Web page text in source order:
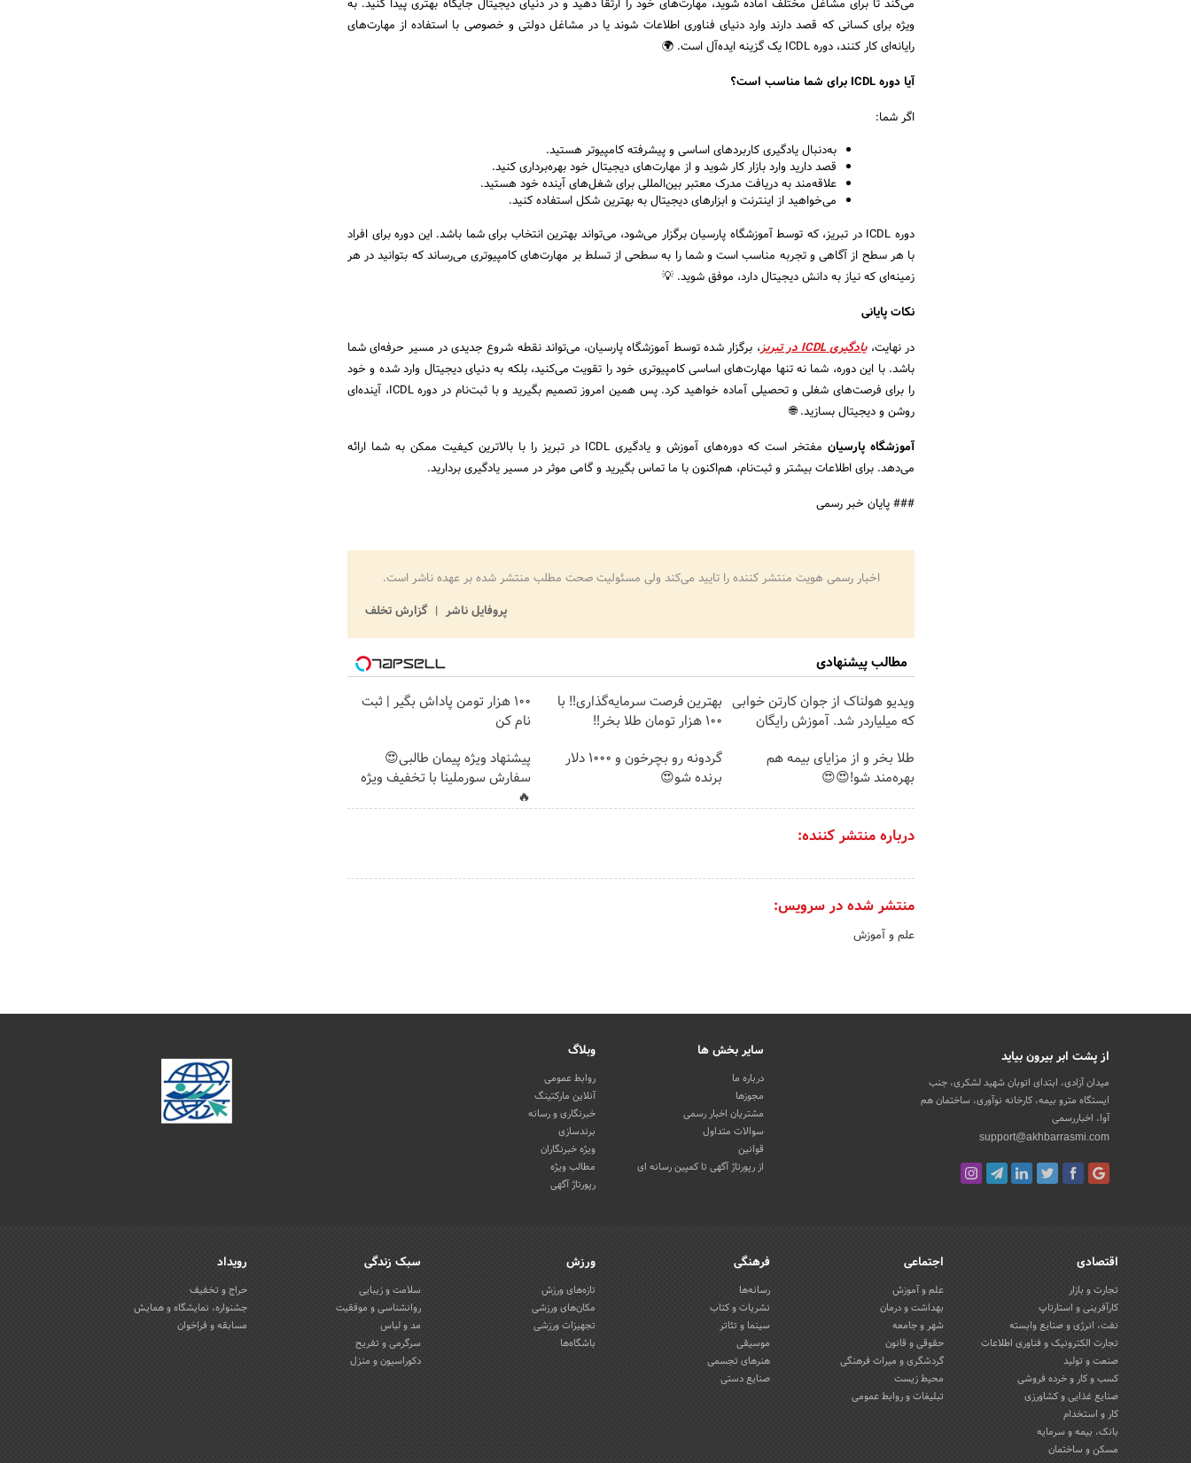
می‌کند تا برای مشاغل مختلف آماده شوید، مهارت‌های خود را ارتقا دهید و در دنیای دیجیتال جایگاه بهتری پیدا کنید. به
ویژه برای کسانی که قصد دارند وارد دنیای فناوری اطلاعات شوند یا در مشاغل دولتی و خصوصی با استفاده از مهارت‌های
رایانه‌ای کار کنند، دوره ICDL یک گزینه ایده‌آل است. 🌍
آیا دوره
برای شما مناسب است؟
اگر شما:
به‌دنبال یادگیری کاربردهای اساسی و پیشرفته کامپیوتر هستید.
قصد دارید وارد بازار کار شوید و از مهارت‌های دیجیتال خود بهره‌برداری کنید.
علاقه‌مند به دریافت مدرک معتبر بین‌المللی برای شغل‌های آینده خود هستید.
می‌خواهید از اینترنت و ابزارهای دیجیتال به بهترین شکل استفاده کنید.
دوره ICDL در تبریز، که توسط آموزشگاه پارسیان برگزار می‌شود، می‌تواند بهترین انتخاب برای شما باشد. این دوره برای افراد
با هر سطح از آگاهی و تجربه مناسب است و شما را به سطحی از تسلط بر مهارت‌های کامپیوتری می‌رساند که بتوانید در هر
زمینه‌ای که نیاز به دانش دیجیتال دارد، موفق شوید. 💡
نکات پایانی
در نهایت،یادگیری ICDL در تبریز
، برگزار شده توسط آموزشگاه پارسیان، می‌تواند نقطه شروع جدیدی در مسیر حرفه‌ای شما
باشد. با این دوره، شما نه تنها مهارت‌های اساسی کامپیوتری خود را تقویت می‌کنید، بلکه به دنیای دیجیتال وارد شده و خود
را برای فرصت‌های شغلی و تحصیلی آماده خواهید کرد. پس همین امروز تصمیم بگیرید و با ثبت‌نام در دوره ICDL، آینده‌ای
روشن و دیجیتال بسازید. 🌐
آموزشگاه پارسیان
مفتخر است که دوره‌های آموزش و یادگیری ICDL در تبریز را با بالاترین کیفیت ممکن به شما ارائه
می‌دهد. برای اطلاعات بیشتر و ثبت‌نام، هم‌اکنون با ما تماس بگیرید و گامی موثر در مسیر یادگیری بردارید.
### پایان خبر رسمی
اخبار رسمی هویت منتشر کننده را تایید می‌کند ولی مسئولیت صحت مطلب منتشر شده بر عهده ناشر است.
پروفایل ناشر
گزارش تخلف
مطالب پیشنهادی
ویدیو هولناک از جوان کارتن خوابی
که میلیاردر شد. آموزش رایگان
بهترین فرصت سرمایه‌گذاری‼️ با
100 هزار تومان طلا بخر‼️
100 هزار تومن پاداش بگیر | ثبت
نام کن
طلا بخر و از مزایای بیمه هم
بهره‌مند شو!😍😍
گردونه رو بچرخون و 1000 دلار
برنده شو😍
پیشنهاد ویژه پیمان طالبی😍
سفارش سورملینا با تخفیف ویژه
🔥
درباره منتشر کننده:
منتشر شده در سرویس:
علم و آموزش
از پشت ابر بیرون بیاید
میدان آزادی، ابتدای اتوبان شهید لشکری، جنب
ایستگاه مترو بیمه، کارخانه نوآوری، ساختمان هم
آوا، اخباررسمی
support@akhbarrasmi.com
سایر بخش ها
درباره ما
مجوزها
مشتریان اخبار رسمی
سوالات متداول
قوانین
از رپورتاژ آگهی تا کمپین رسانه ای
وبلاگ
روابط عمومی
آنلاین مارکتینگ
خبرنگاری و رسانه
برندسازی
ویژه خبرنگاران
مطالب ویژه
رپورتاژ آگهی
اقتصادی
تجارت و بازار
کارآفرینی و استارتاپ
نفت، انرژی و صنایع وابسته
تجارت الکترونیک و فناوری اطلاعات
صنعت و تولید
کسب و کار و خرده فروشی
صنایع غذایی و کشاورزی
کار و استخدام
بانک، بیمه و سرمایه
مسکن و ساختمان
اجتماعی
علم و آموزش
بهداشت و درمان
شهر و جامعه
حقوقی و قانون
گردشگری و میراث فرهنگی
محیط زیست
تبلیغات و روابط عمومی
فرهنگی
رسانه‌ها
نشریات و کتاب
سینما و تئاتر
موسیقی
هنرهای تجسمی
صنایع دستی
ورزش
تازه‌های ورزش
مکان‌های ورزشی
تجهیزات ورزشی
باشگاه‌ها
سبک زندگی
سلامت و زیبایی
روانشناسی و موفقیت
مد و لباس
سرگرمی و تفریح
دکوراسیون و منزل
رویداد
حراج و تخفیف
جشنواره، نمایشگاه و همایش
مسابقه و فراخوان